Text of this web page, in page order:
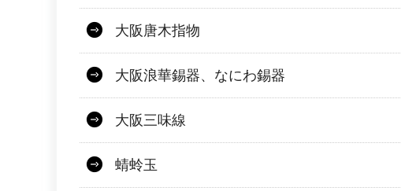
大阪唐木指物
大阪浪華錫器、なにわ錫器
大阪三味線
蜻蛉玉